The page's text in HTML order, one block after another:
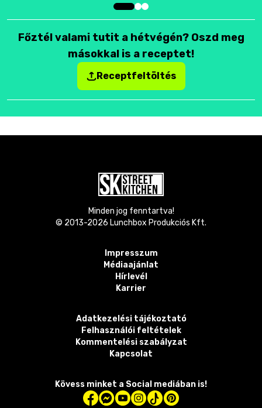
Főztél valami tutit a hétvégén? Oszd meg
másokkal is a receptet!
Receptfeltöltés
Minden jog fenntartva!
© 2013-2026 Lunchbox Produkciós Kft.
Impresszum
Médiaajánlat
Hírlevél
Karrier
Adatkezelési tájékoztató
Felhasználói feltételek
Kommentelési szabályzat
Kapcsolat
Kövess minket a Social mediában is!